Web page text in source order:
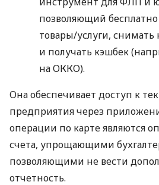
позволяющий бесплатно
товары/услуги,
и получать кэшбек
на ОККО).
Она обеспечивает доступ к
предприятия через
операции по карте являются
счета, упрощающими
позволяющими не вести
отчетность.